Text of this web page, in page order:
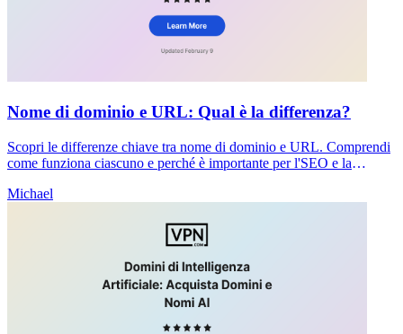
Nome di dominio e URL: Qual è la differenza?
Scopri le differenze chiave tra nome di dominio e URL. Comprendi
come funziona ciascuno e perché è importante per l'SEO e la
Michael